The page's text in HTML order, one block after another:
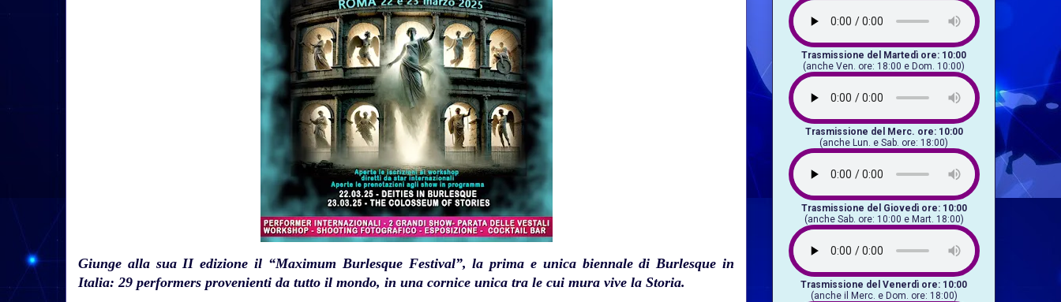
Giunge alla sua II edizione il “Maximum Burlesque Festival”, la prima e unica biennale di Burlesque in
Italia: 29 performers provenienti da tutto il mondo, in una cornice unica tra le cui mura vive la Storia.
Trasmissione del Martedì ore: 10:00
(anche Ven. ore: 18:00 e Dom. 10:00)
Trasmissione del Merc. ore: 10:00
(anche Lun. e Sab. ore: 18:00)
Trasmissione del Giovedì ore: 10:00
(anche Sab. ore: 10:00 e Mart. 18:00)
Trasmissione del Venerdì ore: 10:00
(anche il Merc. e Dom. ore: 18:00)